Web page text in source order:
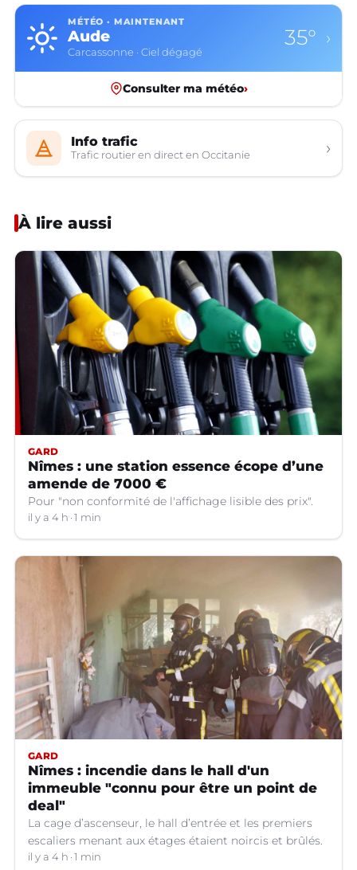
MÉTÉO · MAINTENANT
Aude
Carcassonne · Ciel dégagé
35° ›
Consulter ma météo›
Info trafic
Trafic routier en direct en Occitanie ›
À lire aussi
GARD
Nîmes : une station essence écope d’une
amende de 7000 €
Pour "non conformité de l'affichage lisible des prix".
il y a 4 h 1 min
GARD
Nîmes : incendie dans le hall d'un
immeuble "connu pour être un point de
deal"
La cage d’ascenseur, le hall d’entrée et les premiers
escaliers menant aux étages étaient noircis et brûlés.
il y a 4 h 1 min